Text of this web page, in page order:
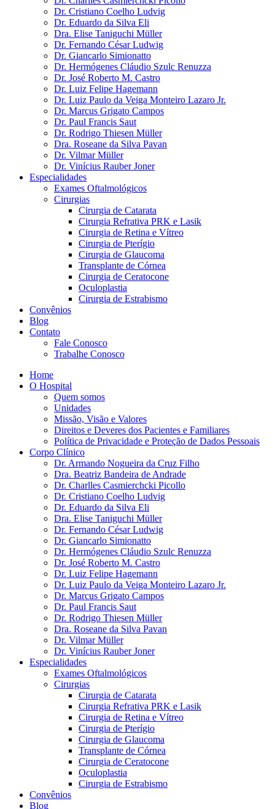
Dr. Cristiano Coelho Ludvig
Dr. Eduardo da Silva Eli
Dra. Elise Taniguchi Müller
Dr. Fernando César Ludwig
Dr. Giancarlo Simionatto
Dr. Hermógenes Cláudio Szulc Renuzza
Dr. José Roberto M. Castro
Dr. Luiz Felipe Hagemann
Dr. Luiz Paulo da Veiga Monteiro Lazaro Jr.
Dr. Marcus Grigato Campos
Dr. Paul Francis Saut
Dr. Rodrigo Thiesen Müller
Dra. Roseane da Silva Pavan
Dr. Vilmar Müller
Dr. Vinícius Rauber Joner
Especialidades
Exames Oftalmológicos
Cirurgias
Cirurgia de Catarata
Cirurgia Refrativa PRK e Lasik
Cirurgia de Retina e Vítreo
Cirurgia de Pterígio
Cirurgia de Glaucoma
Transplante de Córnea
Cirurgia de Ceratocone
Oculoplastia
Cirurgia de Estrabismo
Convênios
Blog
Contato
Fale Conosco
Trabalhe Conosco
Home
O Hospital
Quem somos
Unidades
Missão, Visão e Valores
Direitos e Deveres dos Pacientes e Familiares
Política de Privacidade e Proteção de Dados Pessoais
Corpo Clínico
Dr. Armando Nogueira da Cruz Filho
Dra. Beatriz Bandeira de Andrade
Dr. Charlles Casmierchcki Picollo
Dr. Cristiano Coelho Ludvig
Dr. Eduardo da Silva Eli
Dra. Elise Taniguchi Müller
Dr. Fernando César Ludwig
Dr. Giancarlo Simionatto
Dr. Hermógenes Cláudio Szulc Renuzza
Dr. José Roberto M. Castro
Dr. Luiz Felipe Hagemann
Dr. Luiz Paulo da Veiga Monteiro Lazaro Jr.
Dr. Marcus Grigato Campos
Dr. Paul Francis Saut
Dr. Rodrigo Thiesen Müller
Dra. Roseane da Silva Pavan
Dr. Vilmar Müller
Dr. Vinícius Rauber Joner
Especialidades
Exames Oftalmológicos
Cirurgias
Cirurgia de Catarata
Cirurgia Refrativa PRK e Lasik
Cirurgia de Retina e Vítreo
Cirurgia de Pterígio
Cirurgia de Glaucoma
Transplante de Córnea
Cirurgia de Ceratocone
Oculoplastia
Cirurgia de Estrabismo
Convênios
Blog